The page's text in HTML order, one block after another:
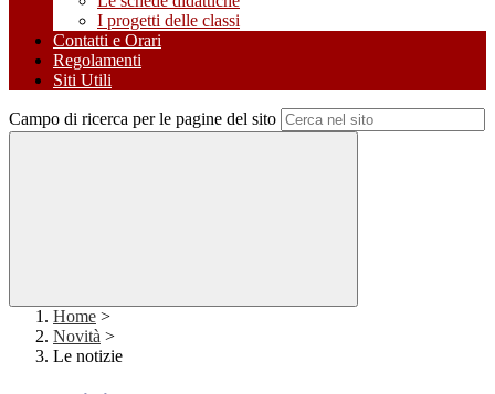
I progetti delle classi
Contatti e Orari
Regolamenti
Siti Utili
Campo di ricerca per le pagine del sito
Home >
Novità >
Le notizie